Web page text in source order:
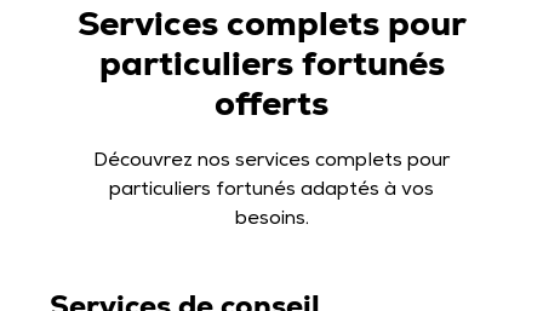
Services complets pour
particuliers fortunés
offerts
Découvrez nos services complets pour
particuliers fortunés adaptés à vos
besoins.